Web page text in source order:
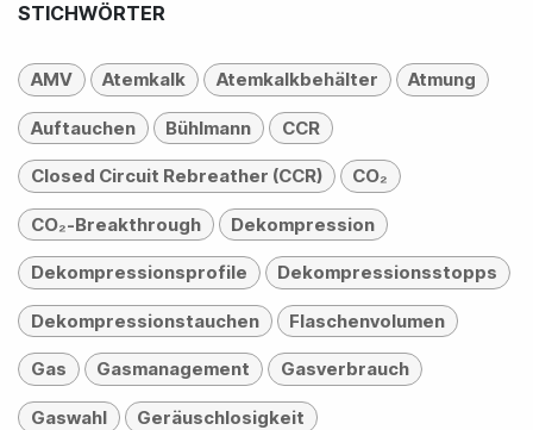
STICHWÖRTER
AMV Atemkalk Atemkalkbehälter Atmung
Auftauchen Bühlmann CCR
Closed Circuit Rebreather (CCR) CO₂
CO₂-Breakthrough Dekompression
Dekompressionsprofile Dekompressionsstopps
Dekompressionstauchen Flaschenvolumen
Gas Gasmanagement Gasverbrauch
Gaswahl Geräuschlosigkeit